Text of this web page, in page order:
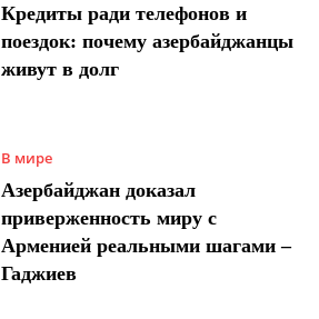
Кредиты ради телефонов и
поездок: почему азербайджанцы
живут в долг
В мире
Азербайджан доказал
приверженность миру с
Арменией реальными шагами –
Гаджиев